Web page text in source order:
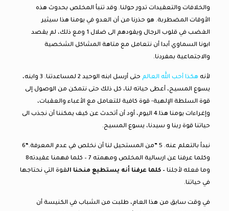
والخلافات والتعقيدات تدور حولنا. وقد تنبأ المخلص بحدوث هذه
الأوقات المضطربة. هو حذرنا من أن العدو في يومنا هذا سيثير
الغضب في قلوب الرجال ويقودهم الى ضلال 1 ومع ذلك، لم يقصد
ابونا السماوي أبدا أن نتعامل مع متاهة المشاكل الشخصية
والاجتماعية بمفردنا.
لأنه هكذا أحب الله العالم
حتى أرسل ابنه الوحيد 2 لمساعدتنا. 3 وابنه،
يسوع المسيح، أعطى حياته لنا، كل ذلك حتى نتمكن من الوصول إلى
قوة السلطة الإلهية- قوة كافية للتعامل مع الأعباء والعقبات،
وإغراءات يومنا هذا.4 اليوم، أود أن أتحدث عن كيف يمكننا أن نجذب الى
حياتنا قوة ربنا و سيدنا، يسوع المسيح.
نبدأ بالتعلم عنه. 5 ”من المستحيل لنا أن نخلص في عدم المعرفة.“6
وكلما عرفنا عن ارسالية المخلص ومهمته 7 – كلما فهمنا عقيدته8
وما فعله لأجلنا– كلما عرفنا أنه يستطيع منحنا القوة التي نحتاجها
في حياتنا.
في وقت سابق من هذا العام، طلبت من الشباب في الكنيسة أن